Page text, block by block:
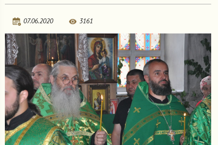
07.06.2020 3161